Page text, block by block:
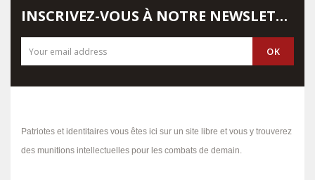
INSCRIVEZ-VOUS À NOTRE NEWSLETTER
Patriotes et identitaires vous êtes ici sur un site libre et vous y trouverez
des munitions intellectuelles pour les combats de demain.